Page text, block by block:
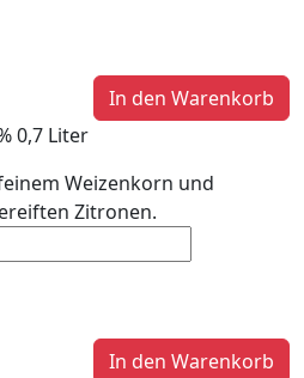
0,7 Liter
Weizenkorn und
Zitronen.